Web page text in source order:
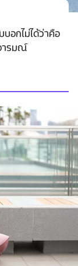
บอกไม่ได้ว่าคือ
ารมณ์